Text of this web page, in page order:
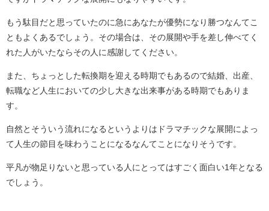
もう駄目だと思っていたのに急にあなたが優勢になり勝つなんてこ
ともよくあるでしょう。その場合は、その展開や手を差し伸べてく
れた人がいたならその人に感謝してください。
また、ちょっとした転換期を迎える時期でもあるので結婚、出産、
転職など人生においての少し大きな出来事がある時期でもありま
す。
自然とそういう流れになるというよりはドラマチックな展開によっ
て人生の節目を味わうことになるなんてことになりそうです。
平凡が物足りないと思っている人にとってはすごく面白い1年となる
でしょう。